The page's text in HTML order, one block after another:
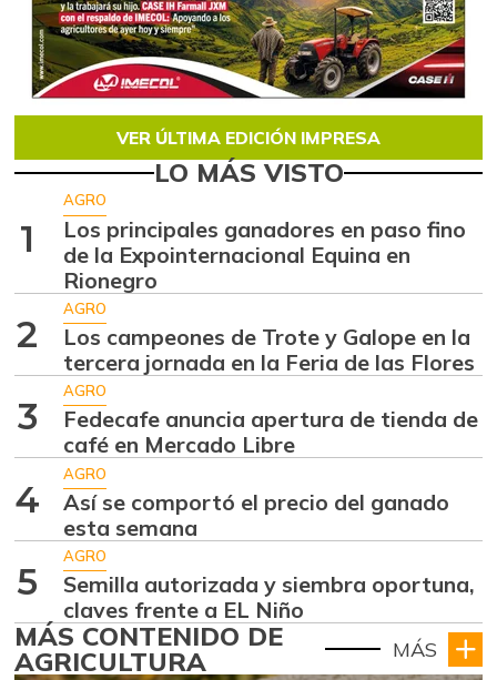
VER ÚLTIMA EDICIÓN IMPRESA
LO MÁS VISTO
1
AGRO
Los principales ganadores en paso fino
de la Expointernacional Equina en
Rionegro
2
AGRO
Los campeones de Trote y Galope en la
tercera jornada en la Feria de las Flores
3
AGRO
Fedecafe anuncia apertura de tienda de
café en Mercado Libre
4
AGRO
Así se comportó el precio del ganado
esta semana
5
AGRO
Semilla autorizada y siembra oportuna,
claves frente a EL Niño
MÁS CONTENIDO DE
AGRICULTURA MÁS